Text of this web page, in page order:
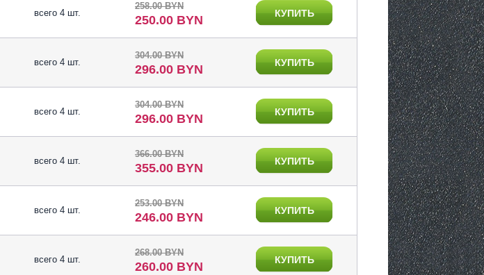
всего 4 шт.
258.00 BYN
250.00 BYN КУПИТЬ
всего 4 шт.
304.00 BYN
296.00 BYN КУПИТЬ
всего 4 шт.
304.00 BYN
296.00 BYN КУПИТЬ
всего 4 шт.
366.00 BYN
355.00 BYN КУПИТЬ
всего 4 шт.
253.00 BYN
246.00 BYN КУПИТЬ
всего 4 шт.
268.00 BYN
260.00 BYN КУПИТЬ